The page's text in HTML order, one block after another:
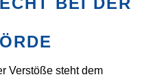
Verstöße steht dem